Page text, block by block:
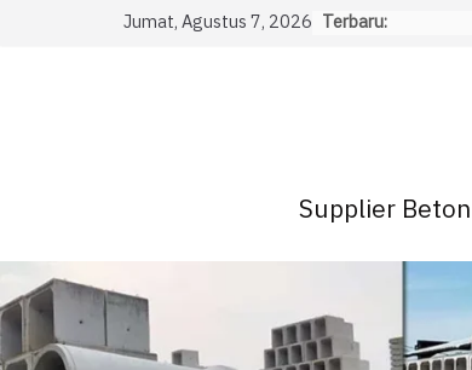
Jumat, Agustus 7, 2026 Terbaru:
Supplier